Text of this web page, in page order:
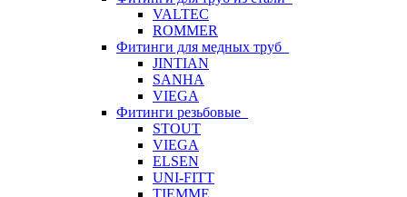
VALTEC
ROMMER
Фитинги для медных труб
JINTIAN
SANHA
VIEGA
Фитинги резьбовые
STOUT
VIEGA
ELSEN
UNI-FITT
TIEMME